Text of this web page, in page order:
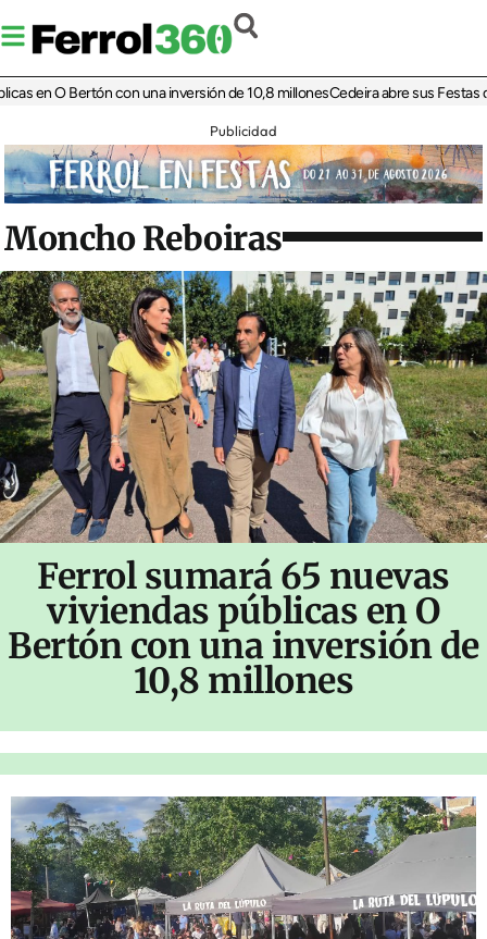
O Bertón con una inversión de 10,8 millonesCedeira abre sus Festas da
Publicidad
Moncho Reboiras
Ferrol sumará 65 nuevas
viviendas públicas en O
Bertón con una inversión de
10,8 millones